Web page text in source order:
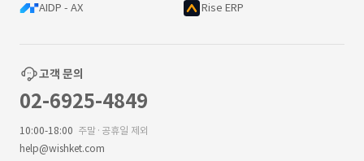
AIDP - AX Rise ERP
고객 문의
02-6925-4849
10:00-18:00 주말·공휴일 제외
help@wishket.com